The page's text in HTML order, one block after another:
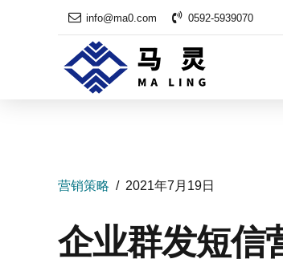
info@ma0.com 0592-5939070
营销策略 2021年7月19日
企业群发短信